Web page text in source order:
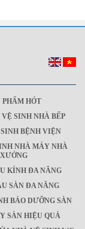
PHẨM HÓT
SINH NHÀ BẾP
BỆNH VIỆN
NHÀ MÁY NHÀ
XƯỞNG
KÍNH ĐA NĂNG
SÀN ĐA NĂNG
BẢO DƯỠNG SÀN
SÀN HIỆU QUẢ